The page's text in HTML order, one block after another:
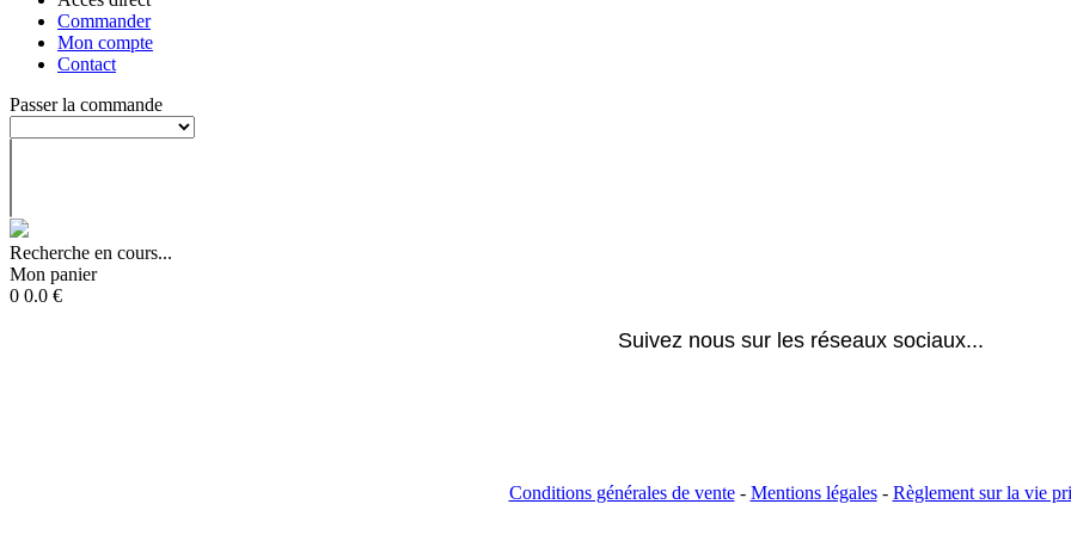
Commander
Mon compte
Contact
Passer la commande
Recherche en cours...
Mon panier
0 0.0 €
Suivez nous sur les réseaux sociaux...
Conditions générales de vente- Mentions légales- Règlement sur la vie